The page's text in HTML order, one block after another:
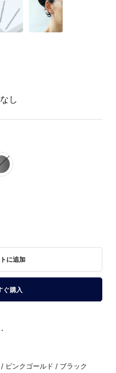
し
に追加
ぐ購入
ピンクゴールド / ブラック